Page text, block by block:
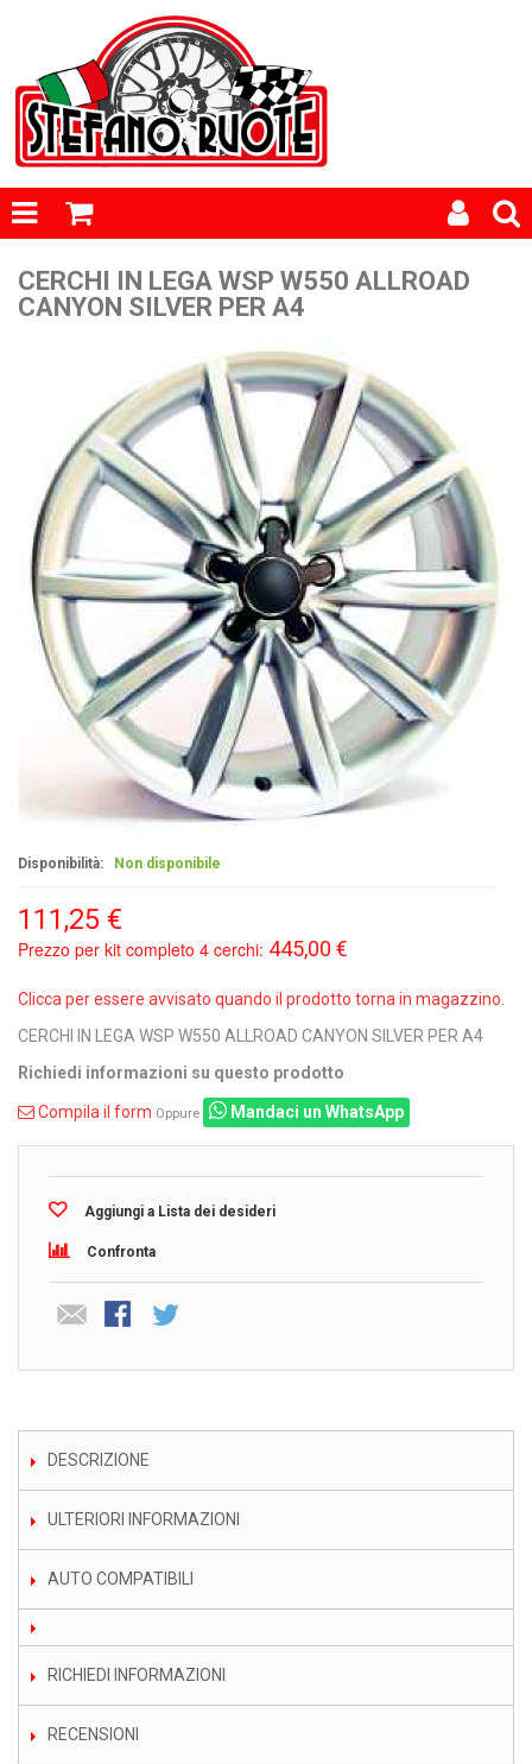
CERCHI IN LEGA WSP W550 ALLROAD
CANYON SILVER PER A4
Disponibilità: Non disponibile
111,25 €
Prezzo per kit completo 4 cerchi: 445,00 €
Clicca per essere avvisato quando il prodotto torna in magazzino.
CERCHI IN LEGA WSP W550 ALLROAD CANYON SILVER PER A4
Richiedi informazioni su questo prodotto
Compila il form Oppure Mandaci un WhatsApp
Aggiungi a Lista dei desideri
Confronta
DESCRIZIONE
ULTERIORI INFORMAZIONI
AUTO COMPATIBILI
RICHIEDI INFORMAZIONI
RECENSIONI